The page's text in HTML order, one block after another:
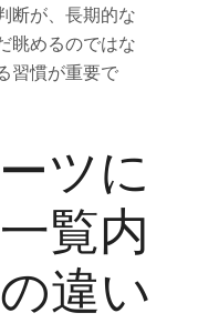
断が、長期的な
眺めるのではな
習慣が重要で
ツに
覧内
違い